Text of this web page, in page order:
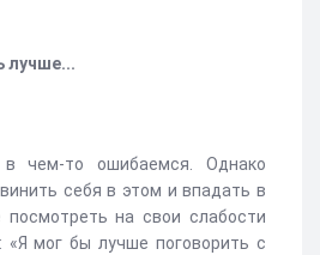
лучше...
чем-то ошибаемся. Однако
себя в этом и впадать в
посмотреть на свои слабости
«Я мог бы лучше поговорить с